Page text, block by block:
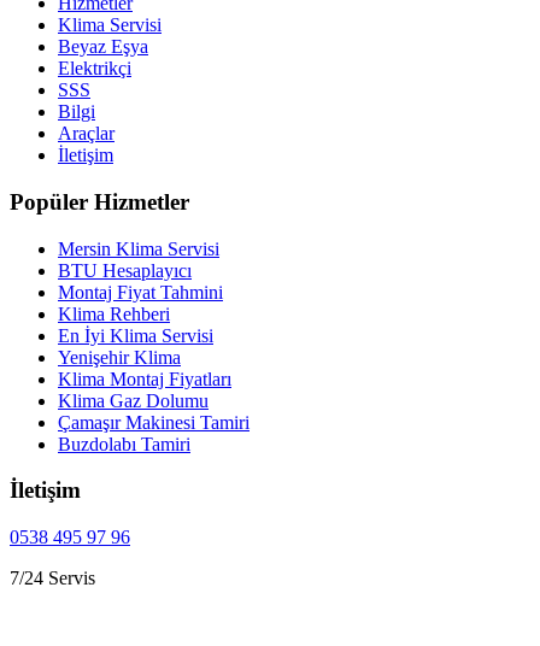
Klima Servisi
Beyaz Eşya
Elektrikçi
SSS
Bilgi
Araçlar
İletişim
Popüler Hizmetler
Mersin Klima Servisi
BTU Hesaplayıcı
Montaj Fiyat Tahmini
Klima Rehberi
En İyi Klima Servisi
Yenişehir Klima
Klima Montaj Fiyatları
Klima Gaz Dolumu
Çamaşır Makinesi Tamiri
Buzdolabı Tamiri
İletişim
0538 495 97 96
7/24 Servis